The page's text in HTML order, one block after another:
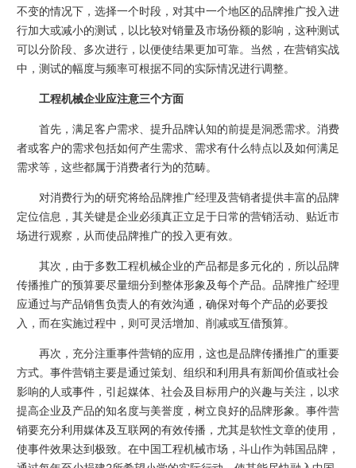
不变的情况下，选择一个时段，对其中一个地区的品牌推广投入进
行加大或减小的测试，以比较对销量及市场份额的影响，这种测试
可以分阶段、多次进行，以便使结果更加可靠。当然，在营销实战
中，测试的幅度与频率可根据不同的实际情况进行调整。
工程机械企业应注意三个方面
首先，满足客户需求、提升品牌认知的前提是洞悉需求。消费
者或客户的需求包括如何产生需求、需求有什么特点以及如何满足
需求等，这些都属于消费者行为的范畴。
对消费行为的研究将给品牌推广经理及营销者提供丰富的品牌
定位信息，其关键是企业必须真正立足于日常的营销活动、贴近市
场进行观察，从而使品牌推广的投入更有效。
其次，由于多数工程机械企业的产品都是多元化的，所以品牌
传播推广的预算要尽量细分到整体形象及每个产品。品牌推广经理
应通过与产品销售负责人的有效沟通，确保对每个产品的必要投
入，而在实施过程中，则可灵活增加、削减或互借预算。
再次，充分注重事件营销的应用，这也是品牌传播推广的重要
方式。事件营销主要是通过策划、组织和利用具有新闻价值或社会
影响的人或事件，引起媒体、社会及目标用户的兴趣与关注，以求
提高企业及产品的知名度与美誉度，树立良好的品牌形象。事件营
销要充分利用媒体及互联网的有效传播，尤其是软性文章的使用，
使事件效果达到极致。在中国工程机械市场，斗山作为韩国品牌，